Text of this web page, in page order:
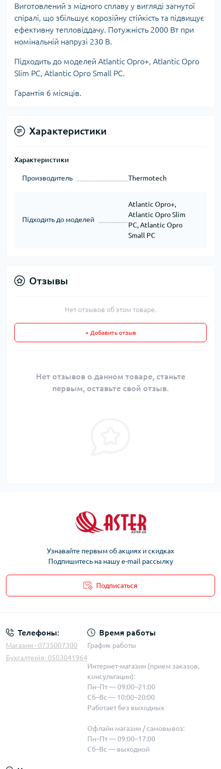
Виготовлений з мідного сплаву у вигляді загнутої
спіралі, що збільшує корозійну стійкість та підвищує
ефективну тепловіддачу. Потужність 2000 Вт при
номінальній напрузі 230 В.
Підходить до моделей Atlantic Opro+, Atlantic Opro
Slim PC, Atlantic Opro Small PC.
Гарантія 6 місяців.
Характеристики
Характеристики
Производитель Thermotech
Підходить до моделей
Atlantic Opro+,
Atlantic Opro Slim
PC, Atlantic Opro
Small PC
Отзывы
Нет отзывов об этом товаре.
+ Добавить отзыв
Нет отзывов о данном товаре, станьте
первым, оставьте свой отзыв.
Узнавайте первым об акциях и скидках
Подпишитесь на нашу e-mail рассылку
Подписаться
Телефоны:
Магазин - 0735007300
Бухгалтерія- 0503041964
Время работы
График работы
Интернет-магазин (прием заказов,
консультации):
Пн–Пт — 09:00–21:00
Сб–Вс — 10:00–20:00
Работает без выходных
Офлайн магазин / самовывоз:
Пн–Пт — 09:00–17:00
Сб–Вс — выходной